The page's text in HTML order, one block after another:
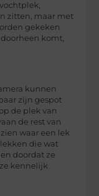
zitten, maar met
gekeken
komt,
kunnen
zijn gespot
de plek van
de rest van
waar een lek
die wat
doordat ze
kennelijk